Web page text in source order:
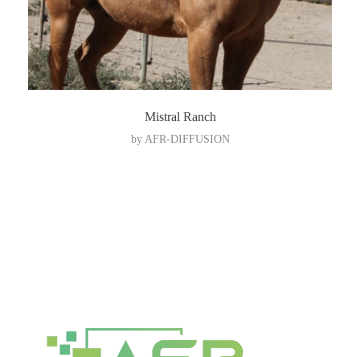
Mistral Ranch
by AFR-DIFFUSION